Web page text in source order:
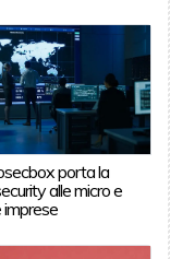
porta la
alle micro e
imprese